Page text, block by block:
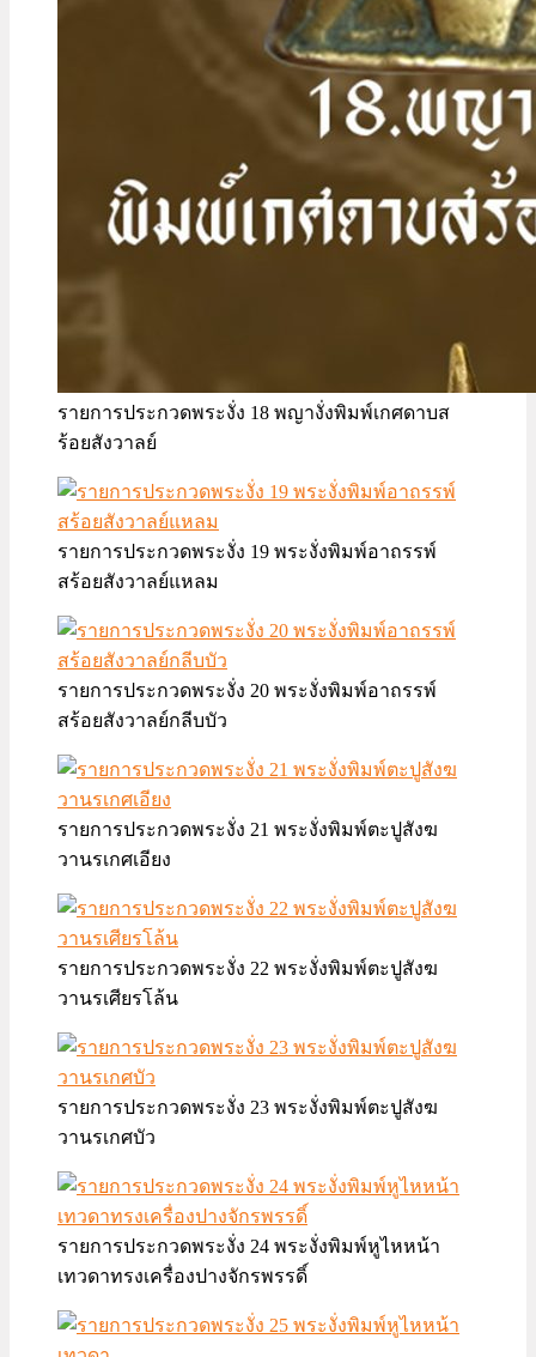
รายการประกวดพระงั่ง 18 พญางั่งพิมพ์เกศดาบส
ร้อยสังวาลย์
รายการประกวดพระงั่ง 19 พระงั่งพิมพ์อาถรรพ์
สร้อยสังวาลย์แหลม
รายการประกวดพระงั่ง 20 พระงั่งพิมพ์อาถรรพ์
สร้อยสังวาลย์กลีบบัว
รายการประกวดพระงั่ง 21 พระงั่งพิมพ์ตะปูสังฆ
วานรเกศเอียง
รายการประกวดพระงั่ง 22 พระงั่งพิมพ์ตะปูสังฆ
วานรเศียรโล้น
รายการประกวดพระงั่ง 23 พระงั่งพิมพ์ตะปูสังฆ
วานรเกศบัว
รายการประกวดพระงั่ง 24 พระงั่งพิมพ์หูไหหน้า
เทวดาทรงเครื่องปางจักรพรรดิ์